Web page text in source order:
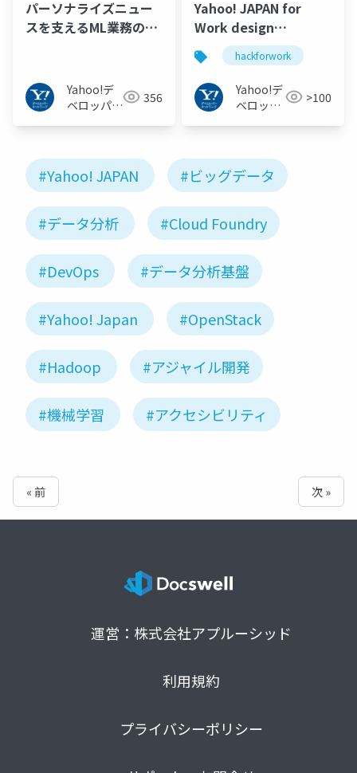
パーソナライズニュー
スを支えるML業務のま
Yahoo!デ
ベロッパー
356
Yahoo! JAPAN for
Work design
#hackforwork
hackforwork
Yahoo!デ
ベロッパ
>100
#Yahoo! JAPAN #ビッグデータ
#データ分析 #Cloud Foundry
#DevOps #データ分析基盤
#Yahoo! Japan #OpenStack
#Hadoop #アジャイル開発
#機械学習 #アクセシビリティ
« 前 次 »
運営：株式会社アプルーシッド
利用規約
プライバシーポリシー